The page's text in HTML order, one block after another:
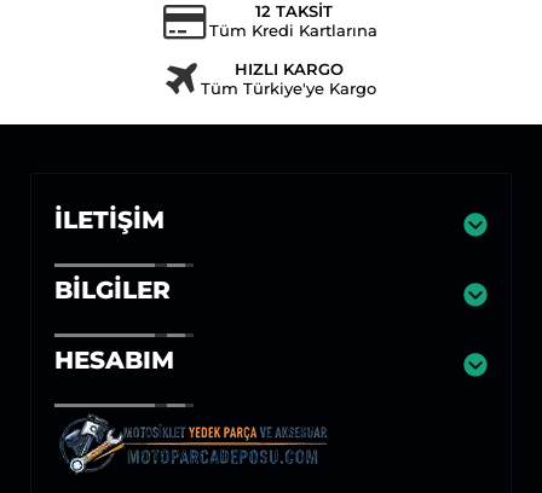
12 TAKSİT
Tüm Kredi Kartlarına
HIZLI KARGO
Tüm Türkiye'ye Kargo
İLETIŞIM
BILGILER
HESABIM